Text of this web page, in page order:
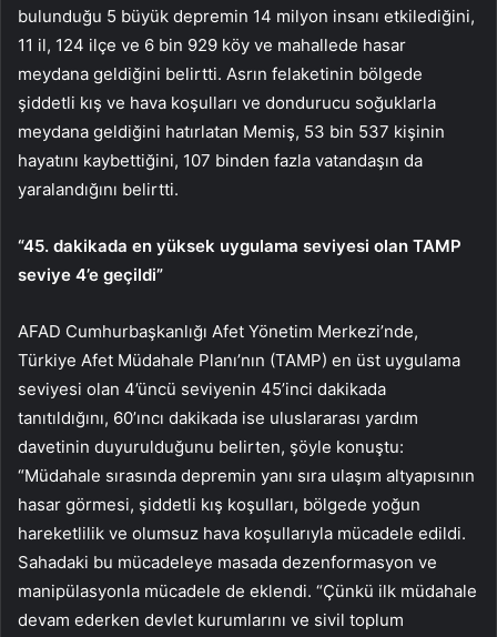
bulunduğu 5 büyük depremin 14 milyon insanı etkilediğini,
11 il, 124 ilçe ve 6 bin 929 köy ve mahallede hasar
meydana geldiğini belirtti. Asrın felaketinin bölgede
şiddetli kış ve hava koşulları ve dondurucu soğuklarla
meydana geldiğini hatırlatan Memiş, 53 bin 537 kişinin
hayatını kaybettiğini, 107 binden fazla vatandaşın da
yaralandığını belirtti.
“45. dakikada en yüksek uygulama seviyesi olan TAMP
seviye 4’e geçildi”
AFAD Cumhurbaşkanlığı Afet Yönetim Merkezi’nde,
Türkiye Afet Müdahale Planı’nın (TAMP) en üst uygulama
seviyesi olan 4’üncü seviyenin 45’inci dakikada
tanıtıldığını, 60’ıncı dakikada ise uluslararası yardım
davetinin duyurulduğunu belirten, şöyle konuştu:
“Müdahale sırasında depremin yanı sıra ulaşım altyapısının
hasar görmesi, şiddetli kış koşulları, bölgede yoğun
hareketlilik ve olumsuz hava koşullarıyla mücadele edildi.
Sahadaki bu mücadeleye masada dezenformasyon ve
manipülasyonla mücadele de eklendi. “Çünkü ilk müdahale
devam ederken devlet kurumlarını ve sivil toplum